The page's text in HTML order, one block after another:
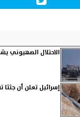
الاحتلال الصهيوني
إسرائيل تعلن أن